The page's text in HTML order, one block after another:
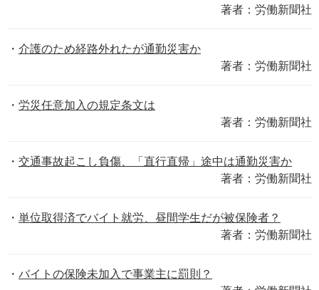
著者：労働新聞社
介護のため経路外れたが通勤災害か
著者：労働新聞社
労災任意加入の規定条文は
著者：労働新聞社
交通事故起こし負傷、「直行直帰」途中は通勤災害か
著者：労働新聞社
単位取得済でバイト就労、昼間学生だが被保険者？
著者：労働新聞社
バイトの保険未加入で事業主に罰則？